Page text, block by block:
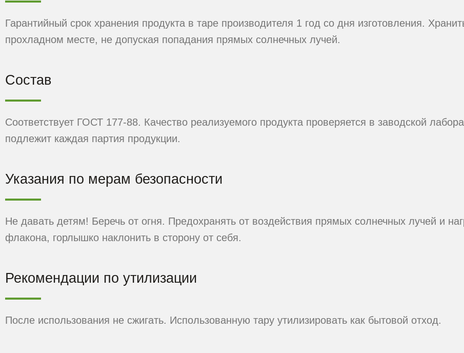
Гарантийный срок хранения продукта в таре производителя 1 год со дня изготовления.
прохладном месте, не допуская попадания прямых солнечных лучей.
Состав
Соответствует ГОСТ 177-88. Качество реализуемого продукта проверяется в заводской
подлежит каждая партия продукции.
Указания по мерам безопасности
Не давать детям! Беречь от огня. Предохранять от воздействия прямых солнечных лучей и
флакона, горлышко наклонить в сторону от себя.
Рекомендации по утилизации
После использования не сжигать. Использованную тару утилизировать как бытовой отход.